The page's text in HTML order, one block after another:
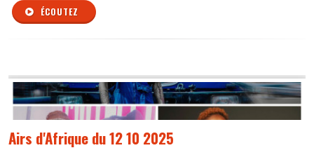
ÉCOUTEZ
Airs d'Afrique du 12 10 2025